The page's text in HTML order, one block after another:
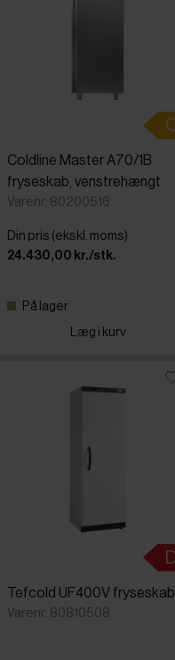
Coldline Master A70/1B
fryseskab, venstrehængt
Varenr: 80200516
Din pris (ekskl. moms)
24.430,00 kr./stk.
På lager
Læg i kurv
Tefcold UF400V fryseskab
Varenr: 80810508